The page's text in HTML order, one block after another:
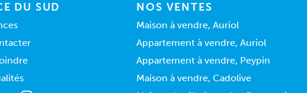
DU SUD NOS VENTES
Maison à vendre, Auriol
Appartement à vendre, Auriol
Appartement à vendre, Peypin
Maison à vendre, Cadolive